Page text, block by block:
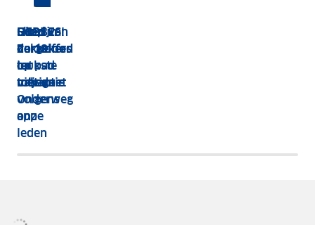
HEBBES!
Zorgeloos
op pad
met de
Onderweg
app
Shop van
dakkoffer
tot
tolvignet
Dit zijn
de 13
leukste
uitjes
volgens
onze
leden
Goed
verzekerd
op
vakantie